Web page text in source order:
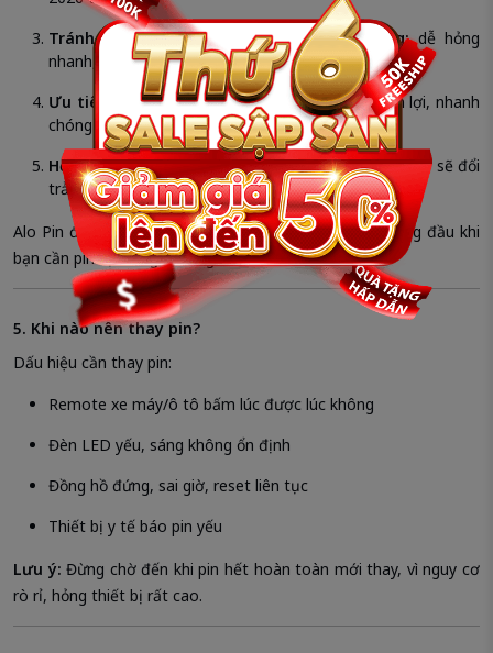
Tránh mua pin trôi nổi, giá rẻ bất thường:dễ hỏng
nhanh, chảy nước
Ưu tiên cửa hàng có dịch vụ giao tận nơi:tiện lợi, nhanh
chóng
Hỏi về bảo hành:nếu pin có vấn đề, cửa hàng uy tín sẽ đổi
trả hoặc hướng dẫn xử lý
Alo Pin đáp ứng tất cả các tiêu chí trên, là lựa chọn hàng đầu khi
bạn cần pin tại Long Trường.
5. Khi nào nên thay pin?
Dấu hiệu cần thay pin:
Remote xe máy/ô tô bấm lúc được lúc không
Đèn LED yếu, sáng không ổn định
Đồng hồ đứng, sai giờ, reset liên tục
Thiết bị y tế báo pin yếu
Lưu ý: Đừng chờ đến khi pin hết hoàn toàn mới thay, vì nguy cơ
rò rỉ, hỏng thiết bị rất cao.